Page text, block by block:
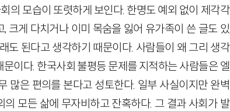
의 모습이 또렷하게 보인다. 한명도 예외 없이 제각각
크게 다치거나 이미 목숨을 잃어 유가족이 쓴 글도 있
도 된다고 생각하기 때문이다. 사람들이 왜 그리 생각
이다. 한국사회 불평등 문제를 지적하는 사람들은 엘
많은 편의를 본다고 성토한다. 일부 사실이지만 완벽
모든 삶에 무자비하고 잔혹하다. 그 결과 사회가 발